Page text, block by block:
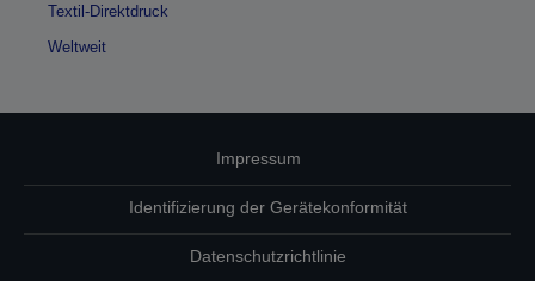
Textil-Direktdruck
Weltweit
Impressum
Identifizierung der Gerätekonformität
Datenschutzrichtlinie